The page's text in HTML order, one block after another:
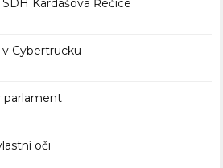
Kardašova Řečice
Cybertrucku
parlament
oči